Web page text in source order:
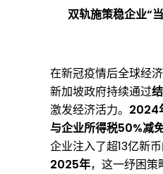
加
坡
2
0
双轨施策稳企业“
在新冠疫情后全球经
新加坡政府持续通过
激发经济活力。 2024
与企业所得税50%减
企业注入了超13亿新
2025年，这一纾困策